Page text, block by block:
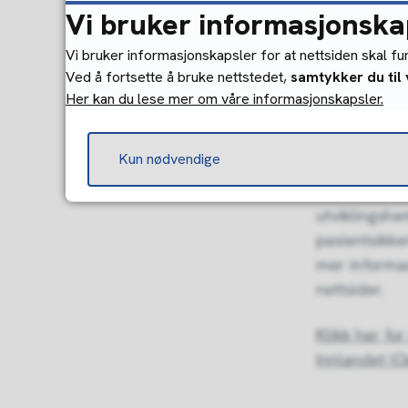
(Oppland).
Dersom din
mer
nettsider.
Klikk her
Innlandet
Vi bruker
Vi bruker informasjonskapsler for at nettsiden skal
Ved å fortsette å bruke nettstedet,samtykker du til
Her kan du lese mer om våre informasjonskapsler.
Kun nødvendige